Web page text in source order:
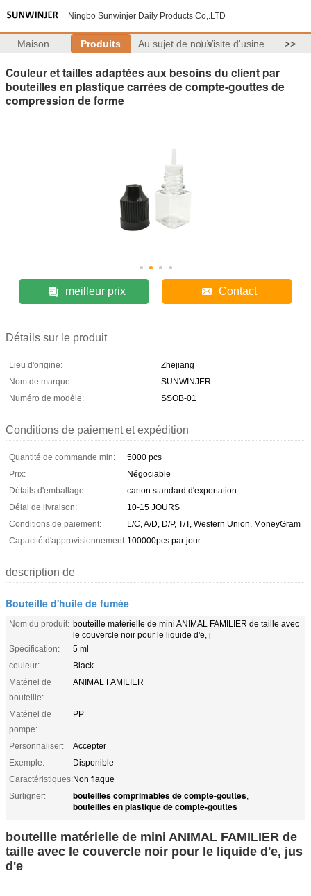
Ningbo Sunwinjer Daily Products Co,.LTD
Maison Produits Au sujet de nousVisite d'usine >>
Couleur et tailles adaptées aux besoins du client par
bouteilles en plastique carrées de compte-gouttes de
compression de forme
meilleur prix Contact
Détails sur le produit
Lieu d'origine:
Zhejiang
Nom de marque:
SUNWINJER
Numéro de modèle:
SSOB-01
Conditions de paiement et expédition
Quantité de commande min:
5000 pcs
Prix:
Négociable
Détails d'emballage:
carton standard d'exportation
Délai de livraison:
10-15 JOURS
Conditions de paiement:
L/C, A/D, D/P, T/T, Western Union, MoneyGram
Capacité d'approvisionnement:100000pcs par jour
description de
Bouteille d'huile de fumée
Nom du produit: bouteille matérielle de mini ANIMAL FAMILIER de taille avec
le couvercle noir pour le liquide d'e, j
Spécification:
5 ml
couleur:
Black
Matériel de
bouteille:
ANIMAL FAMILIER
Matériel de
pompe:
PP
Personnaliser:
Accepter
Exemple:
Disponible
Caractéristiques:Non flaque
Surligner:
bouteilles comprimables de compte-gouttes,
bouteilles en plastique de compte-gouttes
bouteille matérielle de mini ANIMAL FAMILIER de
taille avec le couvercle noir pour le liquide d'e, jus
d'e